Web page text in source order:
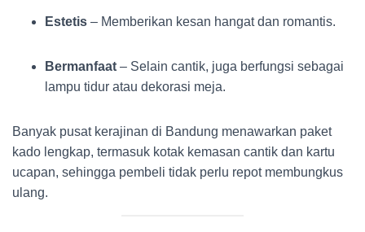
Estetis – Memberikan kesan hangat dan romantis.
Bermanfaat – Selain cantik, juga berfungsi sebagai
lampu tidur atau dekorasi meja.
Banyak pusat kerajinan di Bandung menawarkan paket
kado lengkap, termasuk kotak kemasan cantik dan kartu
ucapan, sehingga pembeli tidak perlu repot membungkus
ulang.